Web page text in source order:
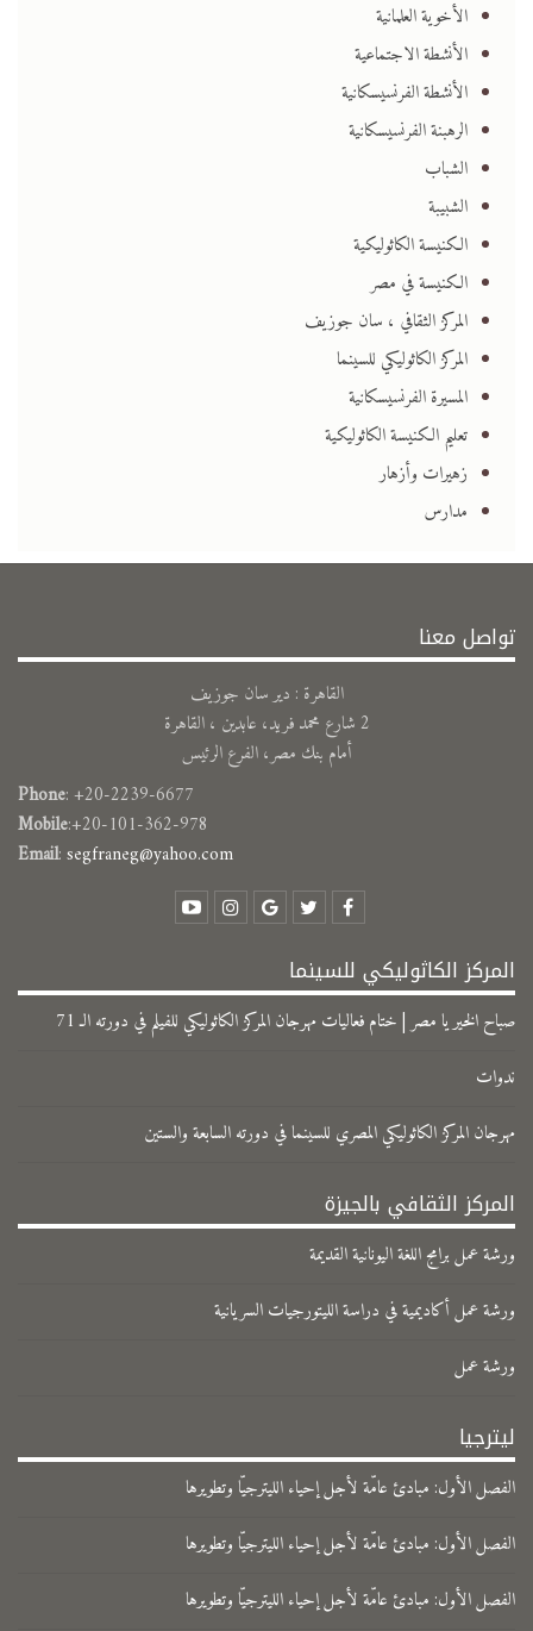
الأخوية العلمانية
الأنشطة الاجتماعية
الأنشطة الفرنسيسكانية
الرهبنة الفرنسيسكانية
الشباب
الشبيبة
الكنيسة الكاثوليكية
الكنيسة في مصر
المركز الثقافي ، سان جوزيف
المركز الكاثوليكي للسينما
المسيرة الفرنسيسكانية
تعليم الكنيسة الكاثوليكية
زهيرات وأزهار
مدارس
تواصل معنا
القاهرة : دير سان جوزيف
2 شارع محمد فريد، عابدين ، القاهرة
أمام بنك مصر، الفرع الرئيس
Phone: +20-2239-6677
Mobile:+20-101-362-978
Email:segfraneg@yahoo.com
المركز الكاثوليكي للسينما
صباح الخير يا مصر | ختام فعاليات مهرجان المركز الكاثوليكي للفيلم في دورته الـ 71
ندوات
مهرجان المركز الكاثوليكي المصري للسينما في دورته السابعة والستين
المركز الثقافي بالجيزة
ورشة عمل برامج اللغة اليونانية القديمة
ورشة عمل أكاديمية في دراسة الليتورجيات السريانية
ورشة عمل
ليترجيا
الفصل الأول: مبادئ عامّة لأجل إحياء الليترجيّا وتطويرها
الفصل الأول: مبادئ عامّة لأجل إحياء الليترجيّا وتطويرها
الفصل الأول: مبادئ عامّة لأجل إحياء الليترجيّا وتطويرها